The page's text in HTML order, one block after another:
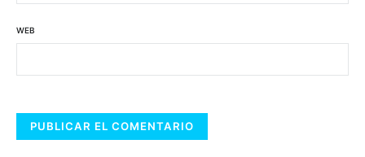
WEB